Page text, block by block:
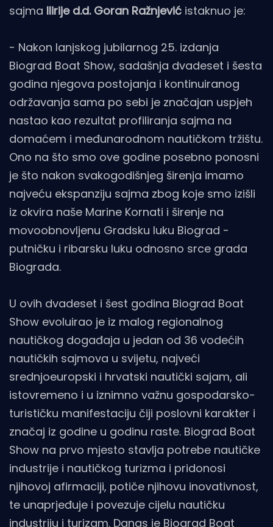
sajma Ilirije d.d. Goran Ražnjević istaknuo je:
- Nakon lanjskog jubilarnog 25. izdanja
Biograd Boat Show, sadašnja dvadeset i šesta
godina njegova postojanja i kontinuiranog
održavanja sama po sebi je značajan uspjeh
nastao kao rezultat profiliranja sajma na
domaćem i međunarodnom nautičkom tržištu.
Ono na što smo ove godine posebno ponosni
je što nakon svakogodišnjeg širenja imamo
najveću ekspanziju sajma zbog koje smo izišli
iz okvira naše Marine Kornati i širenje na
movoobnovljenu Gradsku luku Biograd -
putničku i ribarsku luku odnosno srce grada
Biograda.
U ovih dvadeset i šest godina Biograd Boat
Show evoluirao je iz malog regionalnog
nautičkog događaja u jedan od 36 vodećih
nautičkih sajmova u svijetu, najveći
srednjoeuropski i hrvatski nautički sajam, ali
istovremeno i u iznimno važnu gospodarsko-
turističku manifestaciju čiji poslovni karakter i
značaj iz godine u godinu raste. Biograd Boat
Show na prvo mjesto stavlja potrebe nautičke
industrije i nautičkog turizma i pridonosi
njihovoj afirmaciji, potiče njihovu inovativnost,
te unaprjeđuje i povezuje cijelu nautičku
industriju i turizam. Danas je Biograd Boat